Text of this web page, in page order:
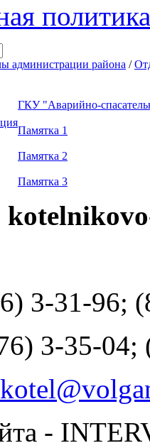
политика
администрации района /
ГКУ "Аварийно-
Памятка 1
Памятка 2
Памятка 3
3-31-96;
3-35-04;
-